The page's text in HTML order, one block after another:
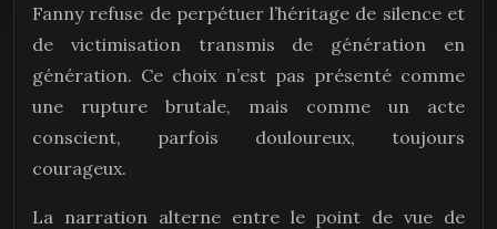
Fanny refuse de perpétuer l’héritage de silence et
de victimisation transmis de génération en
génération. Ce choix n’est pas présenté comme
une rupture brutale, mais comme un acte
conscient, parfois douloureux, toujours
courageux.
La narration alterne entre le point de vue de